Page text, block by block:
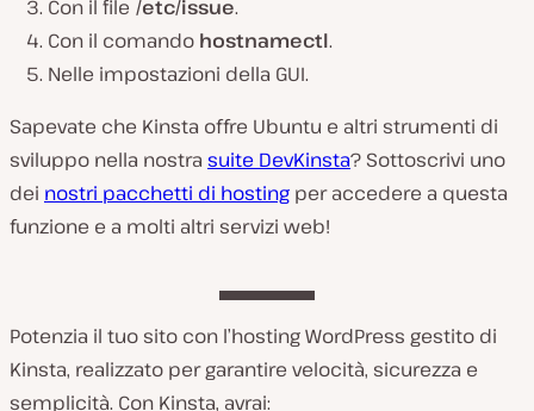
Con il file /etc/issue.
Con il comando hostnamectl.
Nelle impostazioni della GUI.
Sapevate che Kinsta offre Ubuntu e altri strumenti di
sviluppo nella nostra suite DevKinsta? Sottoscrivi uno
dei nostri pacchetti di hosting per accedere a questa
funzione e a molti altri servizi web!
Potenzia il tuo sito con l’hosting WordPress gestito di
Kinsta, realizzato per garantire velocità, sicurezza e
semplicità. Con Kinsta, avrai: